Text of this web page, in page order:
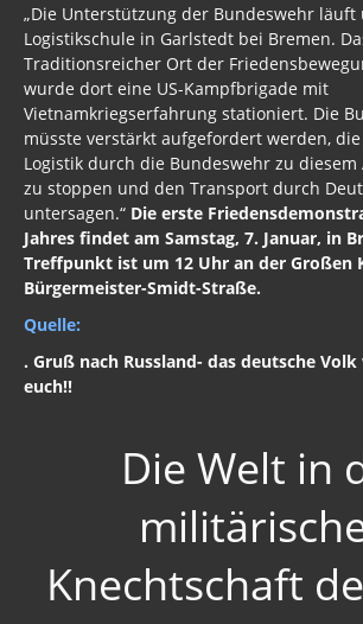
„Die Unterstützung der Bundeswehr läuft
Logistikschule in Garlstedt bei Bremen.
Traditionsreicher Ort der
wurde dort eine US-Kampfbrigade mit
Vietnamkriegserfahrung stationiert. Die
müsste verstärkt aufgefordert werden,
Logistik durch die Bundeswehr zu
zu stoppen und den Transport durch
untersagen.“ Die erste
Jahres findet am Samstag, 7. Januar, in
Treffpunkt ist um 12 Uhr an der Großen
Bürgermeister-Smidt-Straße.
Quelle:
. Gruß nach Russland- das deutsche
euch!!
Die Welt in
Knechtschaft